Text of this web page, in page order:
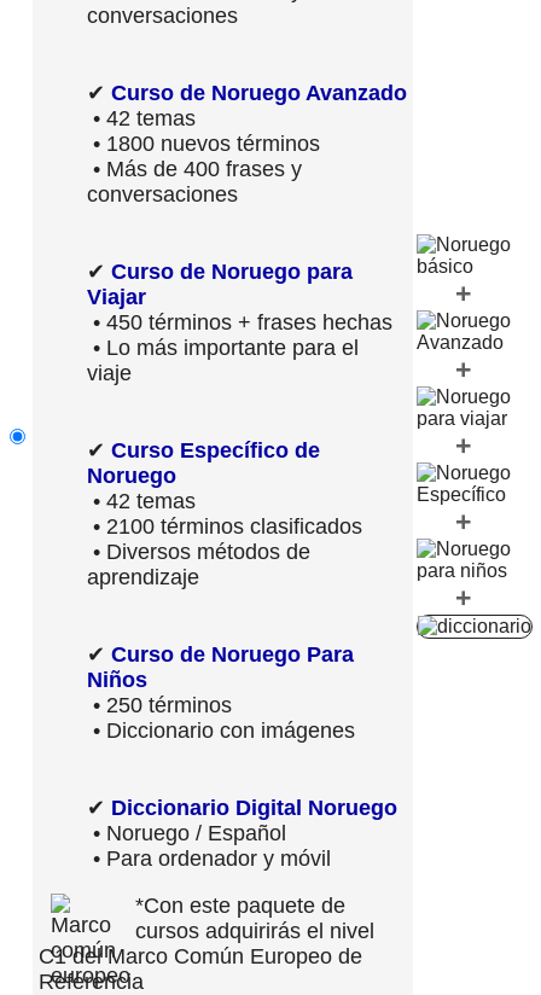
conversaciones
✔ Curso de Noruego Avanzado
• 42 temas
• 1800 nuevos términos
• Más de 400 frases y
conversaciones
✔ Curso de Noruego para
Viajar
• 450 términos + frases hechas
• Lo más importante para el
viaje
✔ Curso Específico de
Noruego
• 42 temas
• 2100 términos clasificados
• Diversos métodos de
aprendizaje
✔ Curso de Noruego Para
Niños
• 250 términos
• Diccionario con imágenes
✔ Diccionario Digital Noruego
• Noruego / Español
• Para ordenador y móvil
*Con este paquete de
cursos adquirirás el nivel
C1 del Marco Común Europeo de
Referencia
+
+
+
+
+